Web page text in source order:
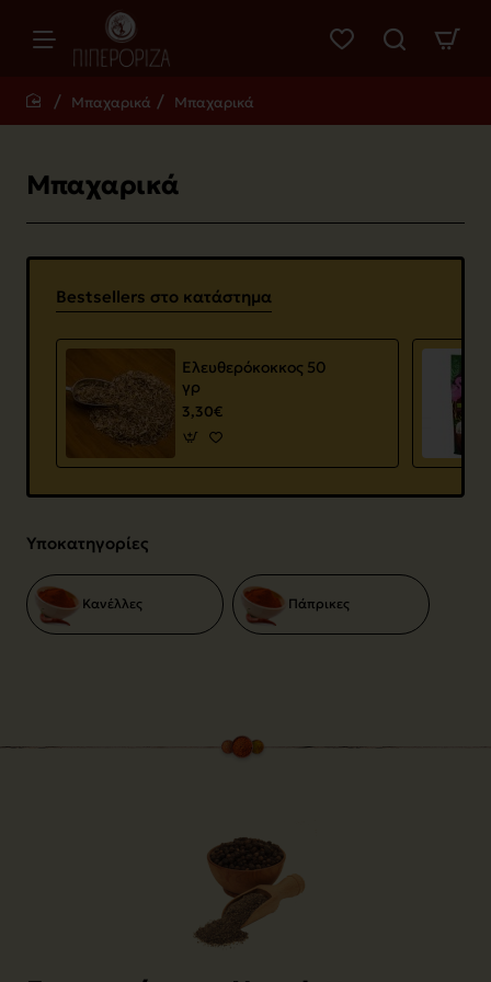
Μπαχαρικά Μπαχαρικά
Μπαχαρικά
Bestsellers στο κατάστημα
Ελευθερόκοκκος 50
γρ
3,30€
Υποκατηγορίες
Κανέλλες Πάπρικες